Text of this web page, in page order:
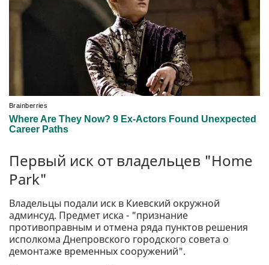
Первый иск от владельцев "Home
Park"
Владельцы подали иск в Киевский окружной
админсуд. Предмет иска - "признание
противоправным и отмена ряда пунктов решения
исполкома Днепровского городского совета о
демонтаже временных сооружений".